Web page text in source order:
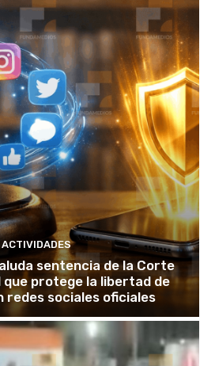
ACTIVIDADES
sentencia de la Corte
protege la libertad de
redes sociales oficiales